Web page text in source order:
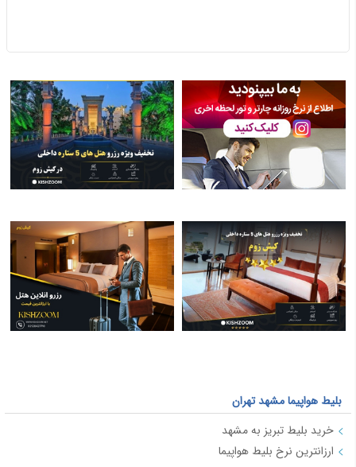
بلیط هواپیما مشهد تهران
خرید بلیط تبریز به مشهد
ارزانترین نرخ بلیط هواپیما